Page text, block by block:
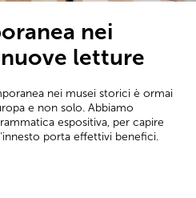
nei
letture
nei musei storici è ormai
e non solo. Abbiamo
espositiva, per capire
porta effettivi benefici.